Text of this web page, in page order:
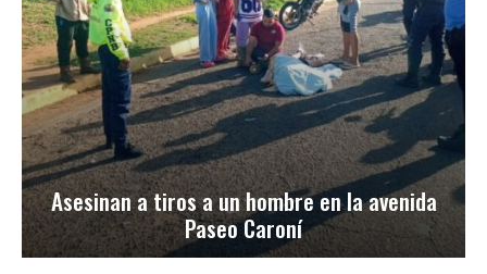
Asesinan a tiros a un hombre en la avenida
Paseo Caroní